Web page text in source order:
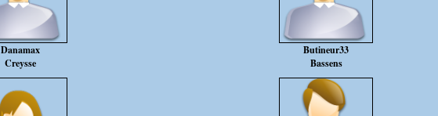
Danamax
Creysse
Butineur33
Bassens